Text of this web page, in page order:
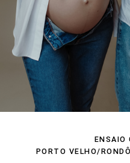
ENSAIO
PORTO VELHO/